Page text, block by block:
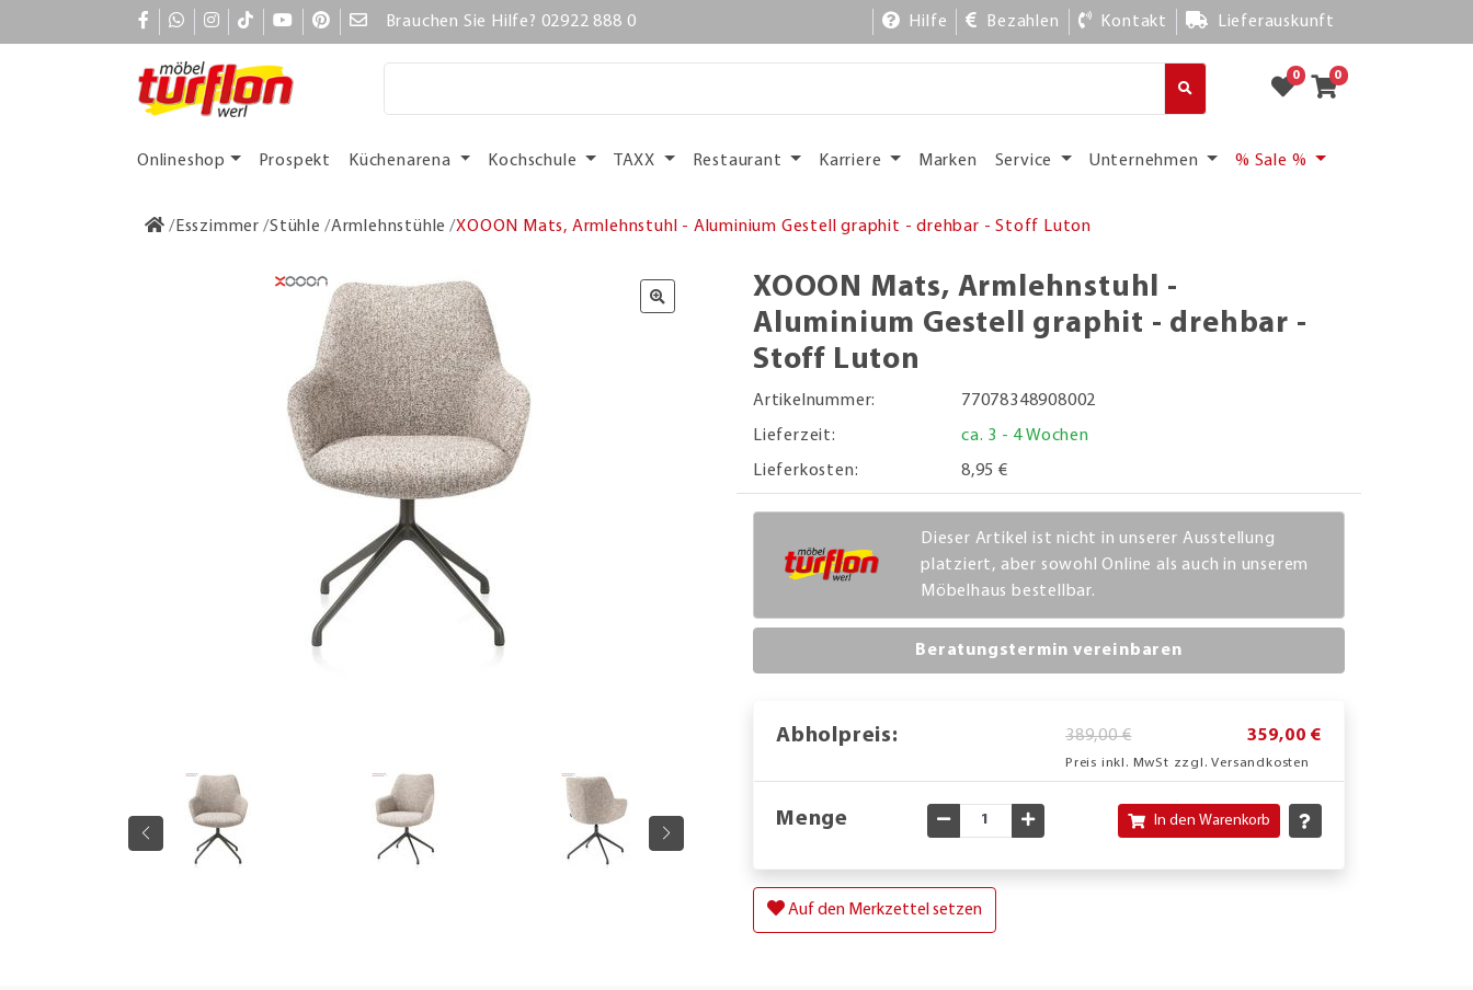
Brauchen Sie Hilfe? 02922 888 0 Hilfe Bezahlen Kontakt Lieferauskunft
0 0
Onlineshop Prospekt Küchenarena Kochschule TAXX Restaurant Karriere Marken Service Unternehmen % Sale %
Esszimmer Stühle Armlehnstühle XOOON Mats, Armlehnstuhl - Aluminium Gestell graphit - drehbar - Stoff Luton
XOOON Mats, Armlehnstuhl -
Aluminium Gestell graphit - drehbar -
Stoff Luton
Artikelnummer:
77078348908002
Lieferzeit:
ca. 3 - 4 Wochen
Lieferkosten:
8,95 €
Dieser Artikel ist nicht in unserer Ausstellung
platziert, aber sowohl Online als auch in unserem
Möbelhaus bestellbar.
Beratungstermin vereinbaren
Abholpreis: 389,00 € 359,00 €
Preis inkl. MwSt zzgl. Versandkosten
Menge Gewünschte Menge verringern
Gewünschte Menge erhöhen
In den Warenkorb
Auf den Merkzettel setzen